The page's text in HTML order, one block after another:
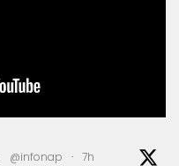
@infonap · 7h